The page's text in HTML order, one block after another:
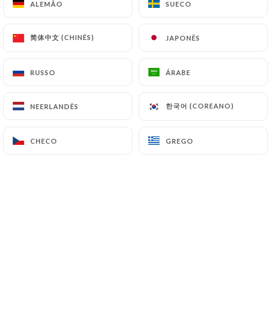
ALEMÃO SUECO
简体中文 (CHINÊS) JAPONÊS
RUSSO ÁRABE
NEERLANDÊS 한국어 (COREANO)
CHECO GREGO
ALEMÃO SUECO
简体中文 (CHINÊS) JAPONÊS
RUSSO ÁRABE
NEERLANDÊS 한국어 (COREANO)
CHECO GREGO